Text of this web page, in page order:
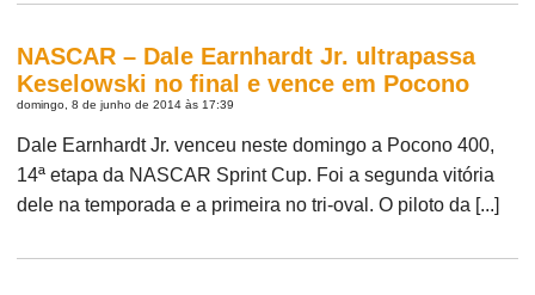
NASCAR – Dale Earnhardt Jr. ultrapassa
Keselowski no final e vence em Pocono
domingo, 8 de junho de 2014 às 17:39
Dale Earnhardt Jr. venceu neste domingo a Pocono 400,
14ª etapa da NASCAR Sprint Cup. Foi a segunda vitória
dele na temporada e a primeira no tri-oval. O piloto da [...]